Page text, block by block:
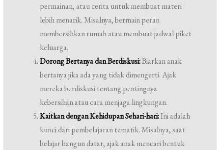
permainan, atau cerita untuk membuat materi
lebih menarik. Misalnya, bermain peran
membersihkan rumah atau membuat jadwal piket
keluarga.
Dorong Bertanya dan Berdiskusi:Biarkan anak
bertanya jika ada yang tidak dimengerti. Ajak
mereka berdiskusi tentang pentingnya
kebersihan atau cara menjaga lingkungan.
Kaitkan dengan Kehidupan Sehari-hari:Ini adalah
kunci dari pembelajaran tematik. Misalnya, saat
belajar bangun datar, ajak anak mencari bentuk